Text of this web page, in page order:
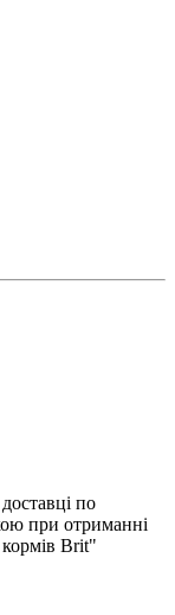
по
при отриманні
Brit"